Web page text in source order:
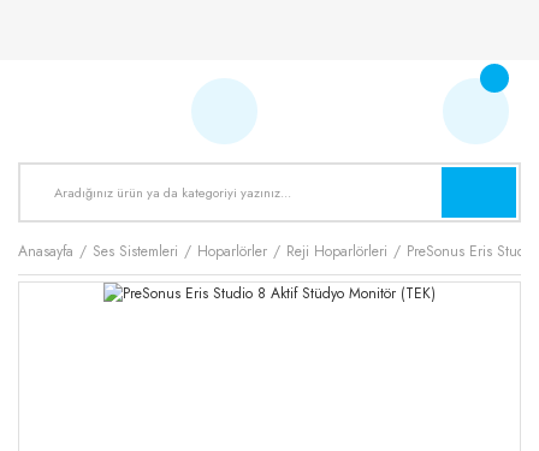
Anasayfa Ses Sistemleri Hoparlörler Reji Hoparlörleri PreSonus Eris